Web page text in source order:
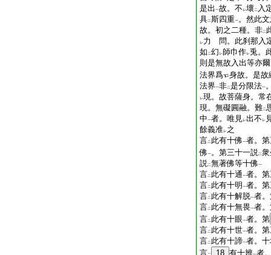
是出 一故。不 レ壞 二 入
具二斯四重一。然此
故。初之二種。非二
レ力 問。此刹那入
如 二幻 レ師巾作レ兎。
則是無故入出等亦
法界爲
身故。是故
法界一非二是分限法一
レ現。故菩薩身。常
現。無礙圓融。難二
中一者。唯見レ出不 レ
餘義准レ之
言二 此有十佛一者。
佛一。第三十一説二
説二無著佛等十佛一
言二 此有十通一者。
言二 此有十明 一者。
言二 此有十解脱一者
言二 此有十無畏一者
言二 此有十眼一者。第
言二 此有十世一者。
言二 此有十諦一者。
言
18 有十辨 者